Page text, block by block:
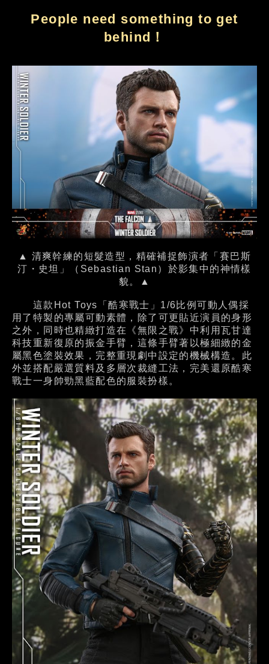
People need something to get
behind！
▲ 清爽幹練的短髮造型，精確補捉飾演者「賽巴斯
汀・史坦」（Sebastian Stan）於影集中的神情樣
貌。▲
這款Hot Toys「酷寒戰士」1/6比例可動人偶採
用了特製的專屬可動素體，除了可更貼近演員的身形
之外，同時也精緻打造在《無限之戰》中利用瓦甘達
科技重新復原的振金手臂，這條手臂著以極細緻的金
屬黑色塗裝效果，完整重現劇中設定的機械構造。此
外並搭配嚴選質料及多層次裁縫工法，完美還原酷寒
戰士一身帥勁黑藍配色的服裝扮樣。